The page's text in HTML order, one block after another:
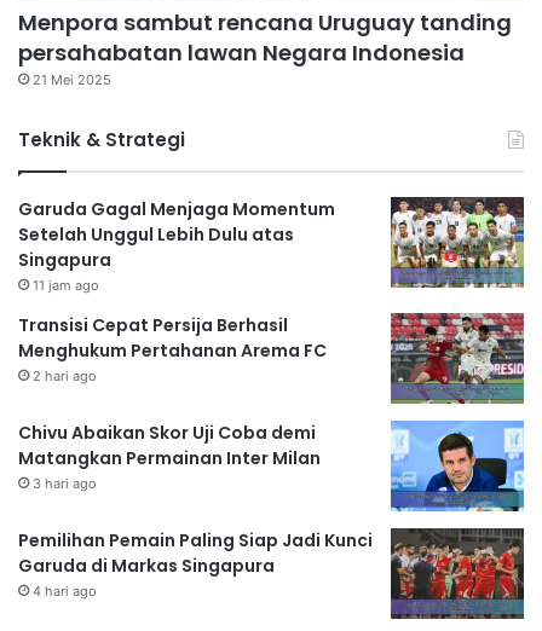
Menpora sambut rencana Uruguay tanding
persahabatan lawan Negara Indonesia
21 Mei 2025
Teknik & Strategi
Garuda Gagal Menjaga Momentum
Setelah Unggul Lebih Dulu atas
Singapura
11 jam ago
Transisi Cepat Persija Berhasil
Menghukum Pertahanan Arema FC
2 hari ago
Chivu Abaikan Skor Uji Coba demi
Matangkan Permainan Inter Milan
3 hari ago
Pemilihan Pemain Paling Siap Jadi Kunci
Garuda di Markas Singapura
4 hari ago